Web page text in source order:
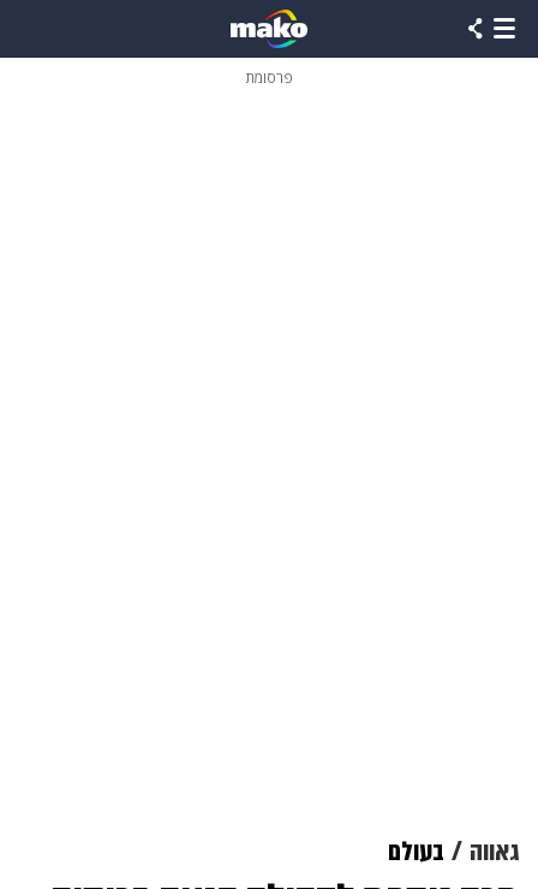
פרסומת
גאווה בעולם